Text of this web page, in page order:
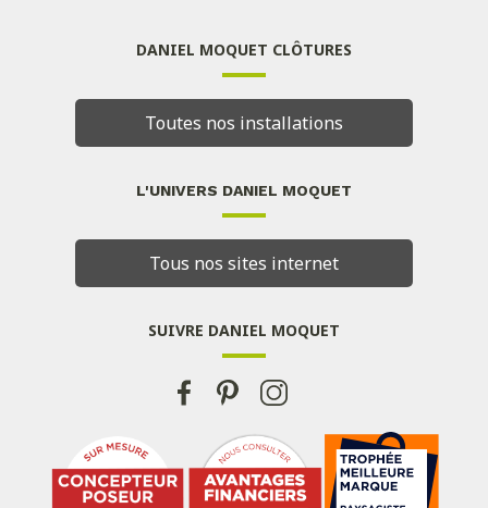
DANIEL MOQUET CLÔTURES
Toutes nos installations
L'UNIVERS DANIEL MOQUET
Tous nos sites internet
SUIVRE DANIEL MOQUET